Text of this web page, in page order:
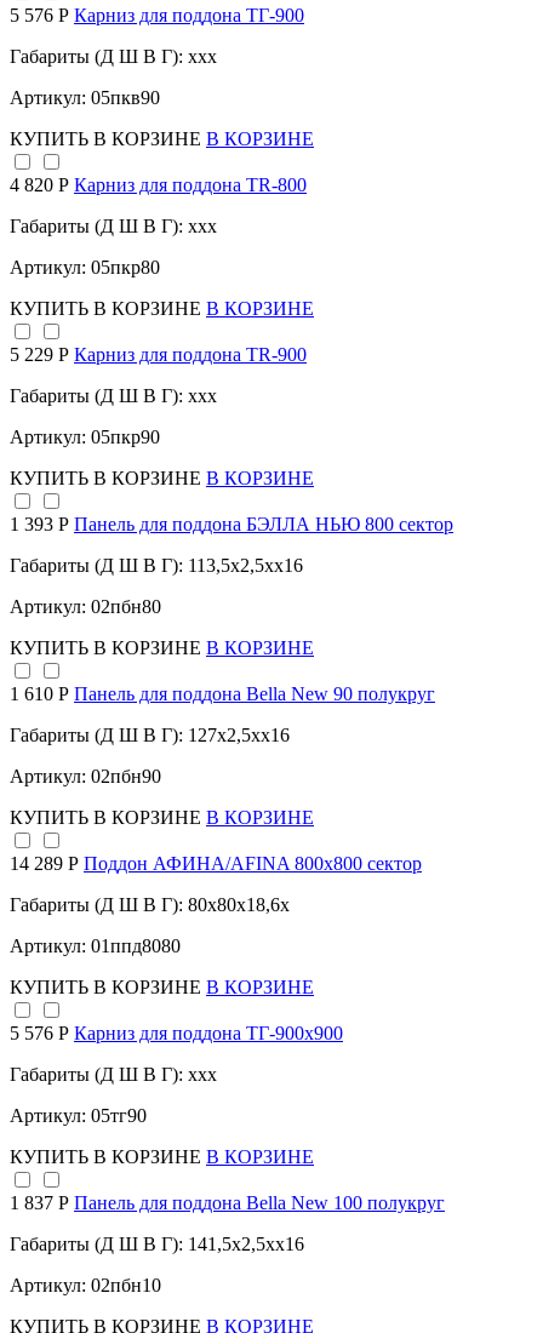
5 576 Р Карниз для поддона TГ-900
Габариты (Д Ш В Г): xxx
Артикул: 05пкв90
КУПИТЬ В КОРЗИНЕ В КОРЗИНЕ
4 820 Р Карниз для поддона TR-800
Габариты (Д Ш В Г): xxx
Артикул: 05пкр80
КУПИТЬ В КОРЗИНЕ В КОРЗИНЕ
5 229 Р Карниз для поддона TR-900
Габариты (Д Ш В Г): xxx
Артикул: 05пкр90
КУПИТЬ В КОРЗИНЕ В КОРЗИНЕ
1 393 Р Панель для поддона БЭЛЛА НЬЮ 800 сектор
Габариты (Д Ш В Г): 113,5x2,5xx16
Артикул: 02пбн80
КУПИТЬ В КОРЗИНЕ В КОРЗИНЕ
1 610 Р Панель для поддона Bella New 90 полукруг
Габариты (Д Ш В Г): 127x2,5xx16
Артикул: 02пбн90
КУПИТЬ В КОРЗИНЕ В КОРЗИНЕ
14 289 Р Поддон АФИНА/AFINA 800х800 сектор
Габариты (Д Ш В Г): 80x80x18,6x
Артикул: 01ппд8080
КУПИТЬ В КОРЗИНЕ В КОРЗИНЕ
5 576 Р Карниз для поддона TГ-900х900
Габариты (Д Ш В Г): xxx
Артикул: 05тг90
КУПИТЬ В КОРЗИНЕ В КОРЗИНЕ
1 837 Р Панель для поддона Bella New 100 полукруг
Габариты (Д Ш В Г): 141,5x2,5xx16
Артикул: 02пбн10
КУПИТЬ В КОРЗИНЕ В КОРЗИНЕ